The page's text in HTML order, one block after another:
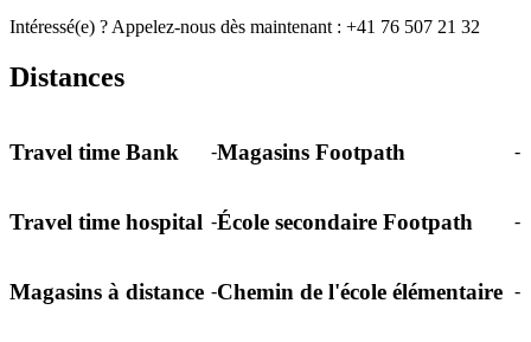
Intéressé(e) ? Appelez-nous dès maintenant : +41 76 507 21 32
Distances
Travel time Bank -Magasins Footpath -
Travel time hospital -École secondaire Footpath -
Magasins à distance -Chemin de l'école élémentaire -